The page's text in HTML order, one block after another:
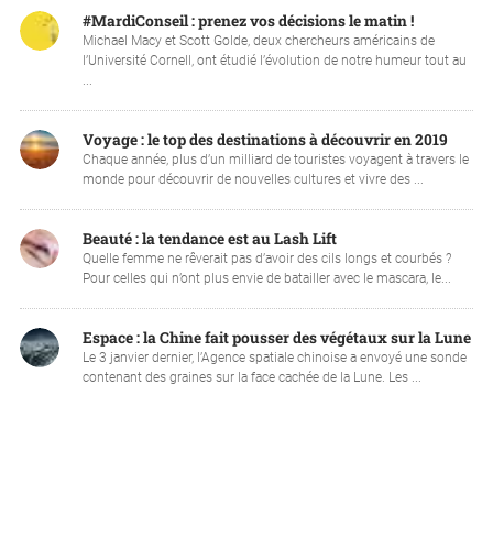
#MardiConseil : prenez vos décisions le matin !
Michael Macy et Scott Golde, deux chercheurs américains de
l’Université Cornell, ont étudié l’évolution de notre humeur tout au
Voyage : le top des destinations à découvrir en 2019
Chaque année, plus d’un milliard de touristes voyagent à travers le
monde pour découvrir de nouvelles cultures et vivre des ...
Beauté : la tendance est au Lash Lift
Quelle femme ne rêverait pas d’avoir des cils longs et courbés ?
Pour celles qui n’ont plus envie de batailler avec le mascara, le...
Espace : la Chine fait pousser des végétaux sur la Lune
Le 3 janvier dernier, l’Agence spatiale chinoise a envoyé une sonde
contenant des graines sur la face cachée de la Lune. Les ...